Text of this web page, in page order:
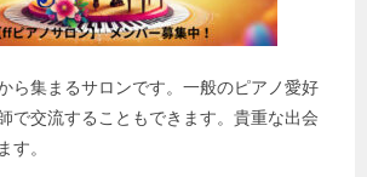
ら集まるサロンです。一般のピアノ愛好
で交流することもできます。貴重な出会
す。